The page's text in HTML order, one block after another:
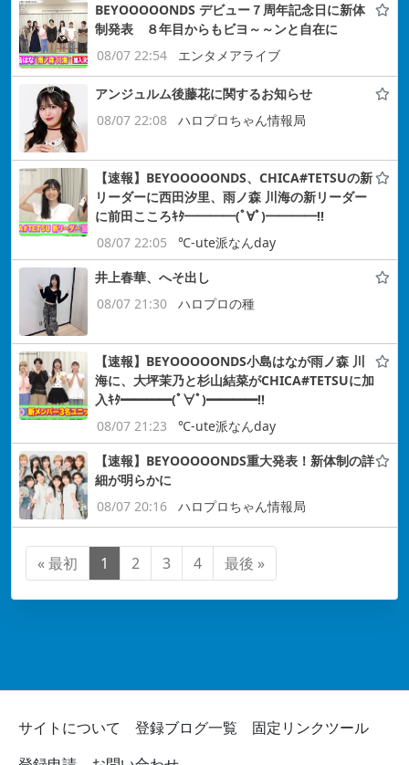
BEYOOOOONDS デビュー７周年記念日に新体
制発表 ８年目からもビヨ～～ンと自在に
08/07 22:54
エンタメアライブ
アンジュルム後藤花に関するお知らせ
08/07 22:08
ハロプロちゃん情報局
【速報】BEYOOOOONDS、CHICA#TETSUの新
リーダーに西田汐里、雨ノ森 川海の新リーダー
に前田こころｷﾀ━━━━(ﾟ∀ﾟ)━━━━!!
08/07 22:05
℃-ute派なんday
井上春華、へそ出し
08/07 21:30
ハロプロの種
【速報】BEYOOOOONDS小島はなが雨ノ森 川
海に、大坪茉乃と杉山結菜がCHICA#TETSUに加
入ｷﾀ━━━━(ﾟ∀ﾟ)━━━━!!
08/07 21:23
℃-ute派なんday
【速報】BEYOOOOONDS重大発表！新体制の詳
細が明らかに
08/07 20:16
ハロプロちゃん情報局
« 最初 1 2 3 4 最後 »
サイトについて 登録ブログ一覧
固定リンクツール